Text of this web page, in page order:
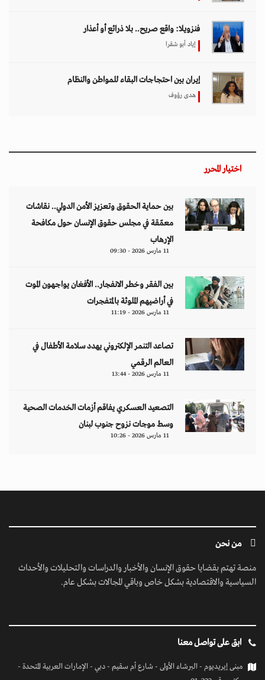
فنزويلا: واقع صريح.. بلا ذرائع أو أعذار
إياد أبو شقرا
إيران بين احتجاجات البقاء للمواطن والنظام
هدى رؤوف
اختيار المحرر
بين حماية الحقوق وتعزيز الأمن الدولي.. نقاشات
معمّقة في مجلس حقوق الإنسان حول مكافحة
الإرهاب
11 مارس 2026 - 09:30
بين الفقر وخطر الانفجار.. الأفغان يواجهون الموت
في أراضيهم الملوثة بالمتفجرات
11 مارس 2026 - 11:19
تصاعد التنمر الإلكتروني يهدد سلامة الأطفال في
العالم الرقمي
11 مارس 2026 - 13:44
التصعيد العسكري يفاقم أزمات الخدمات الصحية
وسط موجات نزوح جنوب لبنان
11 مارس 2026 - 10:26
من نحن
منصة تهتم بقضايا حقوق الإنسان والأخبار والدراسات والتحليلات والأحداث
السياسية والاقتصادية بشكل خاص وباقي المجالات بشكل عام.
ابق على تواصل معنا
مبنى إيريديوم - البرشاء الأولى - شارع أم سقيم - دبي - الإمارات العربية المتحدة -